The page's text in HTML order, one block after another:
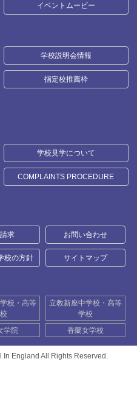
イベントムービー
学校説明会情報
指定校推薦枠
学校見学について
COMPLAINTS PROCEDURE
求 お問い合わせ
校の方針 サイトマップ
校・高等
立教新座中学校・高等
学校
学院 香蘭女学校
In England All Rights Reserved.